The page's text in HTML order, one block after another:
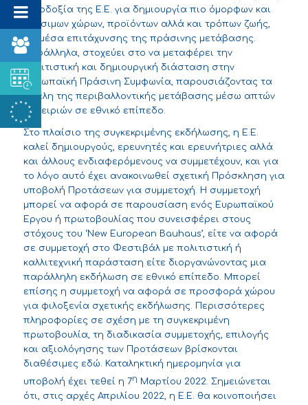
φιλοδοξία της Ε.Ε. για δημιουργία πιο όμορφων και
βιώσιμων χώρων, προϊόντων αλλά και τρόπων ζωής,
ως μέσα επιτάχυνσης της πράσινης μετάβασης.
Παράλληλα, στοχεύει στο να μεταφέρει την
πολιτιστική και δημιουργική διάσταση στην
Ευρωπαϊκή Πράσινη Συμφωνία, παρουσιάζοντας τα
οφέλη της περιβαλλοντικής μετάβασης μέσω απτών
εμπειριών σε εθνικό επίπεδο.
Στο πλαίσιο της συγκεκριμένης εκδήλωσης, η Ε.Ε.
καλεί δημιουργούς, ερευνητές και ερευνήτριες αλλά
και άλλους ενδιαφερόμενους να συμμετέχουν, και για
το λόγο αυτό έχει ανακοινωθεί σχετική Πρόσκληση για
υποβολή Προτάσεων για συμμετοχή. Η συμμετοχή
μπορεί να αφορά σε παρουσίαση ενός Ευρωπαϊκού
Έργου ή πρωτοβουλίας που συνεισφέρει στους
στόχους του ‘New European Bauhaus’, είτε να αφορά
σε συμμετοχή στο Φεστιβάλ με πολιτιστική ή
καλλιτεχνική παράσταση είτε διοργανώνοντας μια
παράλληλη εκδήλωση σε εθνικό επίπεδο. Μπορεί
επίσης η συμμετοχή να αφορά σε προσφορά χώρου
για φιλοξενία σχετικής εκδήλωσης. Περισσότερες
πληροφορίες σε σχέση με τη συγκεκριμένη
πρωτοβουλία, τη διαδικασία συμμετοχής, επιλογής
και αξιολόγησης των Προτάσεων βρίσκονται
διαθέσιμες εδώ. Καταληκτική ημερομηνία για
υποβολή έχει τεθεί η 7η Μαρτίου 2022. Σημειώνεται
ότι, στις αρχές Απριλίου 2022, η Ε.Ε. θα κοινοποιήσει